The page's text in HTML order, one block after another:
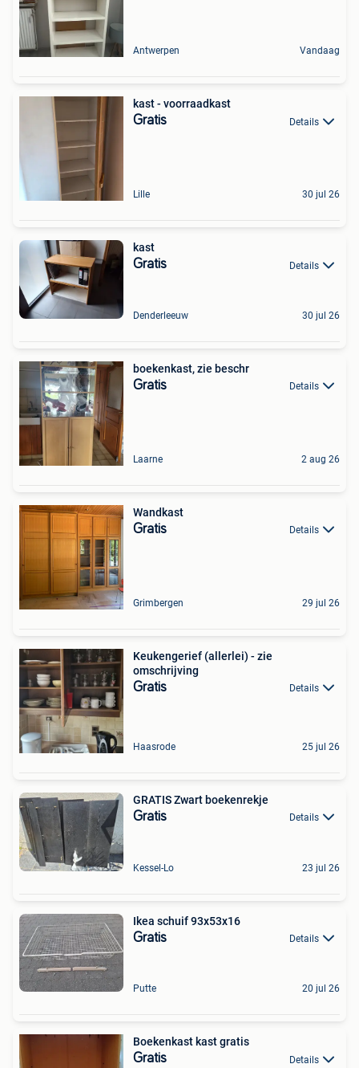
Antwerpen Vandaag
kast - voorraadkast
Gratis Details
Lille 30 jul 26
kast
Gratis Details
Denderleeuw 30 jul 26
boekenkast, zie beschr
Gratis Details
Laarne 2 aug 26
Wandkast
Gratis Details
Grimbergen 29 jul 26
Keukengerief (allerlei) - zie
omschrijving
Gratis Details
Haasrode 25 jul 26
GRATIS Zwart boekenrekje
Gratis Details
Kessel-Lo 23 jul 26
Ikea schuif 93x53x16
Gratis Details
Putte 20 jul 26
Boekenkast kast gratis
Gratis Details